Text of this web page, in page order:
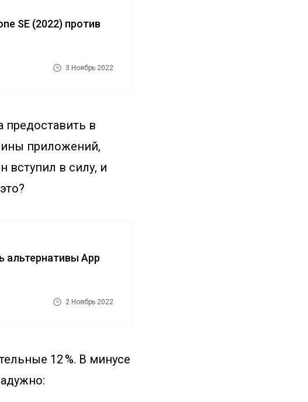
SE (2022) против
3 Ноябрь 2022
предоставить в
приложений,
вступил в силу, и
альтернативы App
2 Ноябрь 2022
12 %. В минусе